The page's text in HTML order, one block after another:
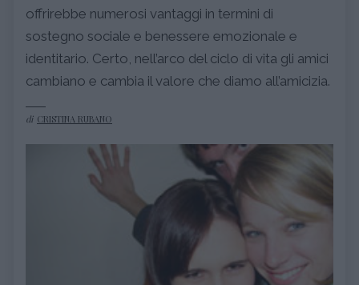
offrirebbe numerosi vantaggi in termini di
sostegno sociale e benessere emozionale e
identitario. Certo, nell’arco del ciclo di vita gli amici
cambiano e cambia il valore che diamo all’amicizia.
di CRISTINA RUBANO